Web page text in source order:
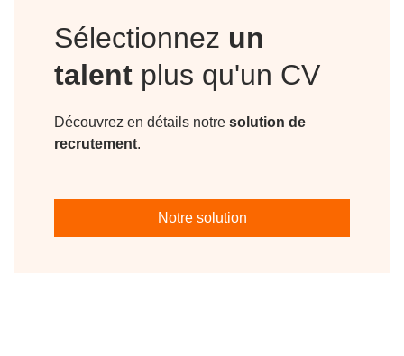
Sélectionnez un
talent plus qu'un CV
Découvrez en détails notre solution de
recrutement.
Notre solution